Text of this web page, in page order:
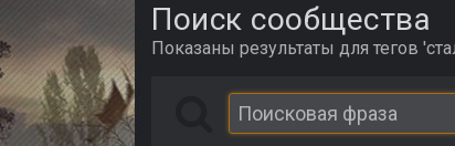
Поиск сообщества
Показаны результаты для тегов